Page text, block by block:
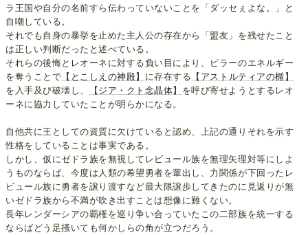
ラ王国や自分の名前すら伝わっていないことを「ダッセぇよな。」と
自嘲している。
それでも自身の暴挙を止めた主人公の存在から「盟友」を残せたこと
は正しい判断だったと述べている。
それらの後悔とレオーネに対する負い目により、ピラーのエネルギー
を奪うことで 【とこしえの神殿】 に存在する 【アストルティアの楯】
を入手及び破壊し、
【ジア・クト念晶体】 を呼び寄せようとするレオ
ーネに協力していたことが明らかになる。
自他共に王としての資質に欠けていると認め、上記の通りそれを示す
性格をしていることは事実である。
しかし、仮にゼドラ族を無視してレビュール族を無理矢理対等にしよ
うものならば、今度は人類の希望勇者を輩出し、力関係が下回ったレ
ビュール族に勇者を譲り渡すなど最大限譲歩してきたのに見返りが無
いゼドラ族から不満が吹き出すことは想像に難くない。
長年レンダーシアの覇権を巡り争い合っていたこの二部族を統一する
ならばどう足掻いても何かしらの角が立つだろう。